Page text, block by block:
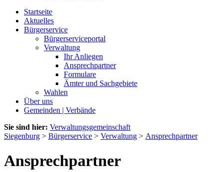
Startseite
Aktuelles
Bürgerservice
Bürgerserviceportal
Verwaltung
Ihr Anliegen
Ansprechpartner
Formulare
Ämter und Sachgebiete
Wahlen
Über uns
Gemeinden | Verbände
Sie sind hier: Verwaltungsgemeinschaft
Siegenburg > Bürgerservice > Verwaltung > Ansprechpartner
Ansprechpartner